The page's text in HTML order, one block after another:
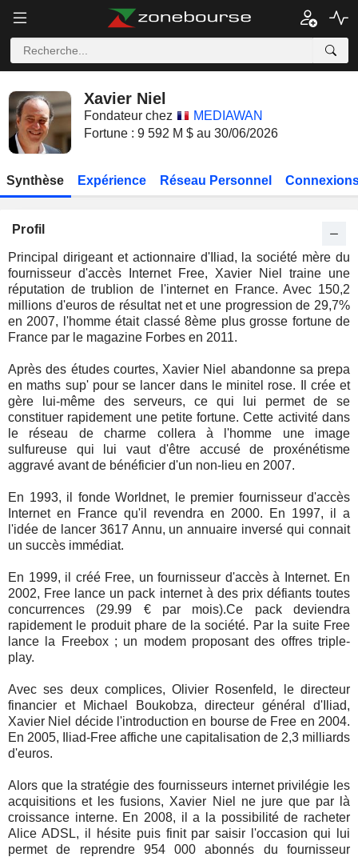
Xavier Niel
Fondateur chez
MEDIAWAN
Fortune : 9 592 M $ au 30/06/2026
Synthèse Expérience Réseau Personnel
Profil
Principal dirigeant et actionnaire d'Iliad, la société mère du
fournisseur d'accès Internet Free, Xavier Niel traine une
réputation de trublion de l'internet en France. Avec 150,2
millions d'euros de résultat net et une progression de 29,7%
en 2007, l'homme était classé 8ème plus grosse fortune de
France par le magazine Forbes en 2011.
Après des études courtes, Xavier Niel abandonne sa prepa
en maths sup' pour se lancer dans le minitel rose. Il crée et
gère lui-même des serveurs, ce qui lui permet de se
constituer rapidement une petite fortune. Cette activité dans
le réseau de charme collera à l'homme une image
sulfureuse qui lui vaut d'être accusé de proxénétisme
aggravé avant de bénéficier d'un non-lieu en 2007.
En 1993, il fonde Worldnet, le premier fournisseur d'accès
Internet en France qu'il revendra en 2000. En 1997, il a
l'idée de lancer 3617 Annu, un annuaire inversé qui connait
un succès immédiat.
En 1999, il créé Free, un fournisseur d'accès à Internet. En
2002, Free lance un pack internet à des prix défiants toutes
concurrences (29.99 € par mois).Ce pack deviendra
rapidement le produit phare de la société. Par la suite Free
lance la Freebox ; un modem proposant des offres triple-
play.
Avec ses deux complices, Olivier Rosenfeld, le directeur
financier et Michael Boukobza, directeur général d'Iliad,
Xavier Niel décide l'introduction en bourse de Free en 2004.
En 2005, Iliad-Free affiche une capitalisation de 2,3 milliards
d'euros.
Alors que la stratégie des fournisseurs internet privilégie les
acquisitions et les fusions, Xavier Niel ne jure que par là
croissance interne. En 2008, il a la possibilité de racheter
Alice ADSL, il hésite puis finit par saisir l'occasion qui lui
permet de reprendre 954 000 abonnés du fournisseur